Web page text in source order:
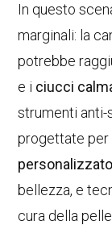
In questo
marginali: la
potrebbe
e i ciucci
strumenti anti-
progettate
bellezza, e
cura della pelle.